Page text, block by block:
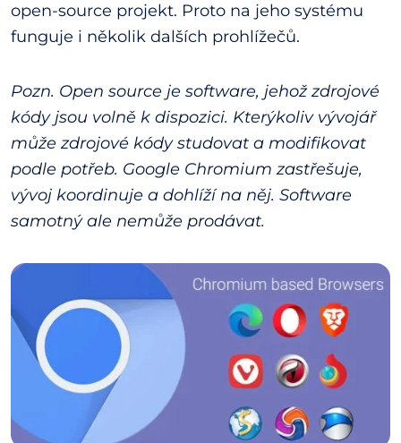
open-source projekt. Proto na jeho systému
funguje i několik dalších prohlížečů.
Pozn. Open source je software, jehož zdrojové
kódy jsou volně k dispozici. Kterýkoliv vývojář
může zdrojové kódy studovat a modifikovat
podle potřeb. Google Chromium zastřešuje,
vývoj koordinuje a dohlíží na něj. Software
samotný ale nemůže prodávat.